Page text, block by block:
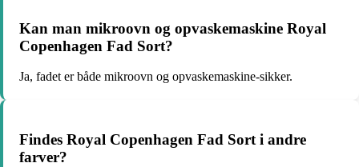
Kan man mikroovn og opvaskemaskine Royal
Copenhagen Fad Sort?
Ja, fadet er både mikroovn og opvaskemaskine-sikker.
Findes Royal Copenhagen Fad Sort i andre
farver?